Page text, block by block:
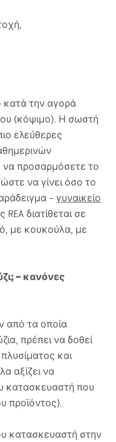
κατά την αγορά
(κόψιμο). Η σωστή
ελεύθερες
να προσαρμόσετε το
να γίνει όσο το
– γυναικείο
REA διατίθεται σε
με κουκούλα, με
– κανόνες
από τα οποία
πρέπει να δοθεί
και
αξίζει να
κατασκευαστή που
προϊόντος).
κατασκευαστή στην